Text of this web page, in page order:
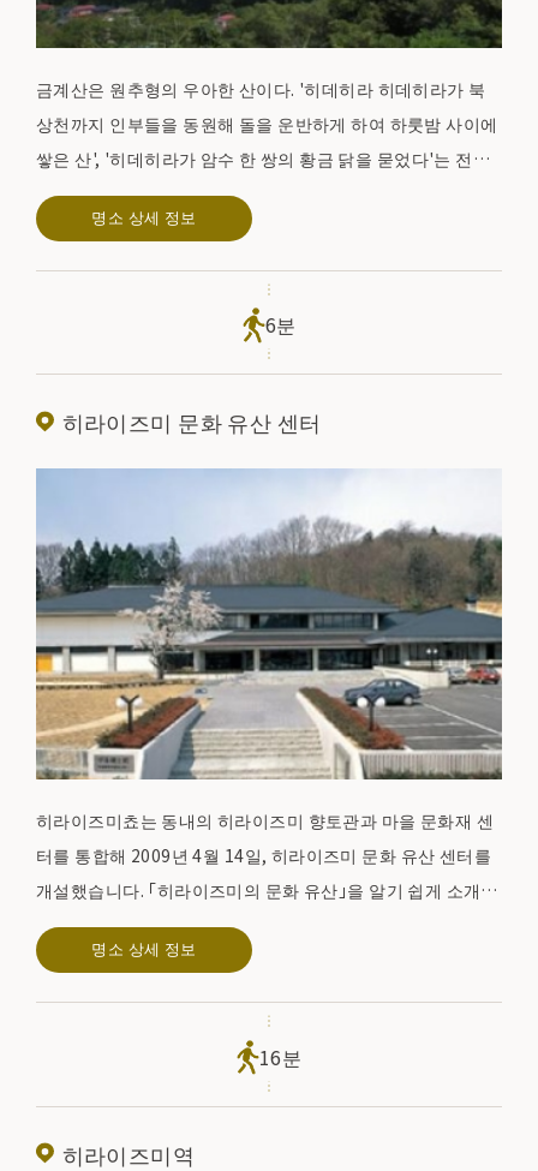
금계산은 원추형의 우아한 산이다. '히데히라 히데히라가 북
상천까지 인부들을 동원해 돌을 운반하게 하여 하룻밤 사이에
쌓은 산', '히데히라가 암수 한 쌍의 황금 닭을 묻었다'는 전설
도 남아있다.
금계산 정상에는 여러 개의 경塚(경塚)이 조성되어 있었다. 그
당시 출토된 유물은 도쿄국립박물관과 모코지 절이 각각 보관
명소 상세 정보
6분
히라이즈미 문화 유산 센터
히라이즈미쵸는 동내의 히라이즈미 향토관과 마을 문화재 센
터를 통합해 2009년 4월 14일, 히라이즈미 문화 유산 센터를
개설했습니다. 「히라이즈미의 문화 유산」을 알기 쉽게 소개하
는 가이던스 시설로서, 동네 관광의 방문자 센터로서, 히라이
즈미의 역사 문화를 폭넓게 소개하고 있습니다.
명소 상세 정보
16분
히라이즈미역